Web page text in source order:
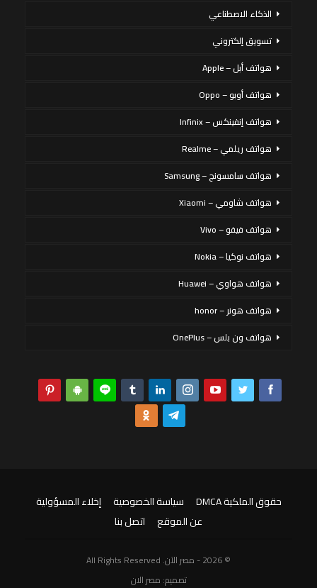
الذكاء الاصطناعي
تسويق إلكتروني
هواتف أبل – Apple
هواتف أوبو – Oppo
هواتف إنفينكس – Infinix
هواتف ريلمي – Realme
هواتف سامسونج – Samsung
هواتف شاومي – Xiaomi
هواتف فيفو – Vivo
هواتف نوكيا – Nokia
هواتف هواوي – Huawei
هواتف هونر – honor
هواتف ون بلس – OnePlus
حقوق الملكية DMCA سياسة الخصوصية
إخلاء المسؤولية
عن الموقع
اتصل بنا
© 2026 - مصر الآن. All Rights Reserved
تصميم: مصر الان